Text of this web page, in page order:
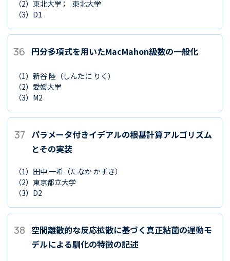
（2） 東北大学
東北大学
（3） D1
36 円分多項式を用いたMacMahon級数の一般化
（1） 新谷 陸 （しんたに りく）
（2） 愛媛大学
（3） M2
37 パラメータ付きイデアルの根基計算アルゴリズム
とその実装
（1） 田中 一希 （たなか かずき）
（2） 東京都立大学
（3） D2
38 空間離散的な反応拡散に基づく真正粘菌の運動モ
デルによる馴化の特徴の記述